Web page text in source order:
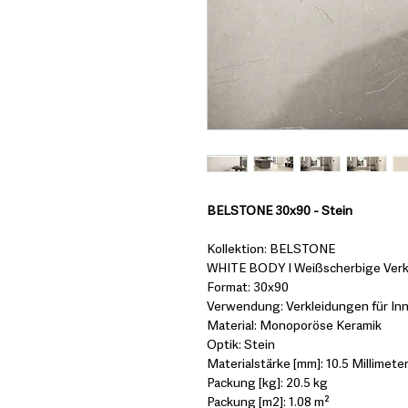
BELSTONE 30x90 - Stein
Kollektion: BELSTONE
WHITE BODY I Weißscherbige
Format: 30x90
Verwendung: Verkleidungen für
Material: Monoporöse Keramik
Optik: Stein
Materialstärke [mm]: 10.5
Packung [kg]: 20.5 kg
Packung [m2]: 1.08 m²